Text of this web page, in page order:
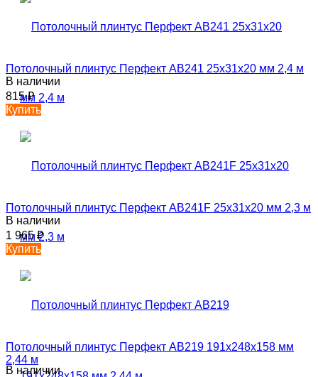
Потолочный плинтус Перфект AB241 25х31х20 мм 2,4 м
В наличии
815₽
Купить
Потолочный плинтус Перфект AB241F 25х31х20 мм 2,3 м
В наличии
1 965₽
Купить
Потолочный плинтус Перфект AB219 191х248х158 мм
2,44 м
В наличии